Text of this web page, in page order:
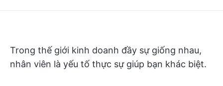
Trong thế giới kinh doanh đầy sự giống nhau,
nhân viên là yếu tố thực sự giúp bạn khác biệt.